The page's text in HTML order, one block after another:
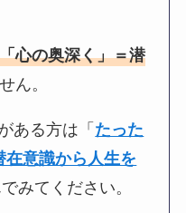
心の奥深く」＝潜
ん。
ある方は「 たった
在意識から人生を
みてください。